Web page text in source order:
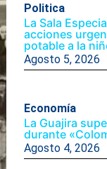
Politica
La Sala
acciones
potable a la
Agosto 5, 2026
Economía
La Guajira
durante
Agosto 4, 2026